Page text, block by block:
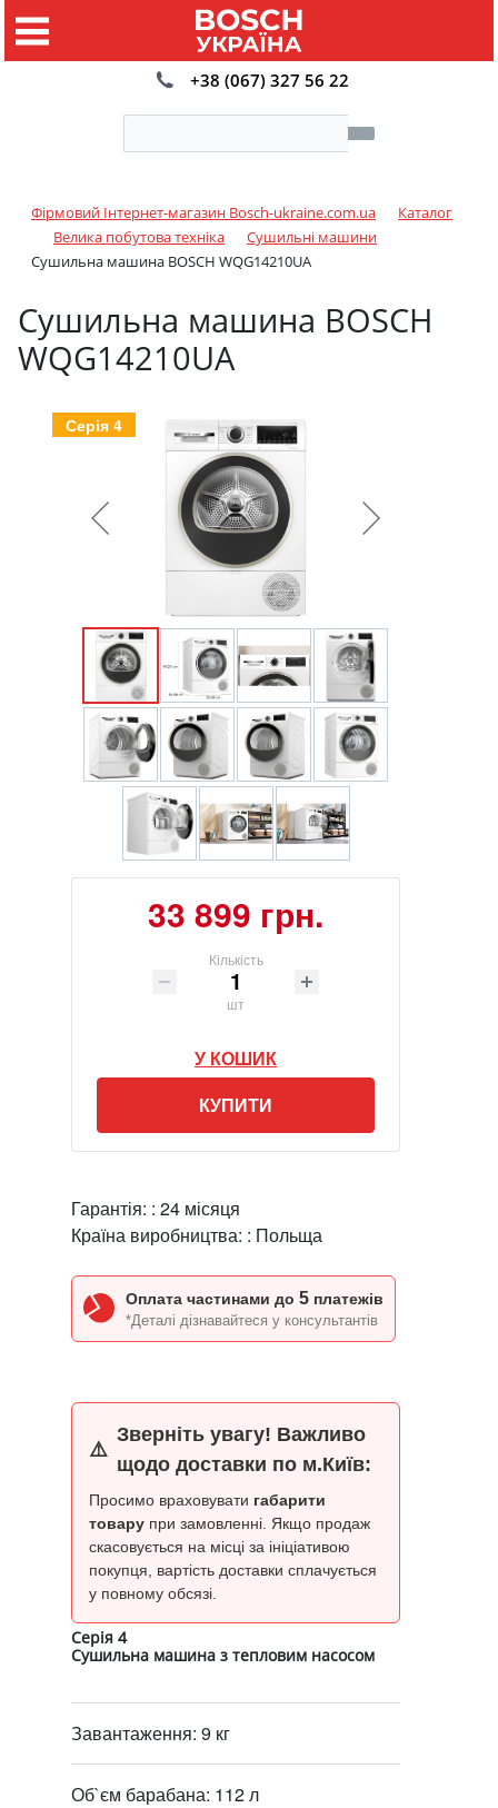
+38 (067) 327 56 22
Фірмовий Інтернет-магазин Bosch-ukraine.com.ua
Каталог
Велика побутова техніка
Сушильні машини
Сушильна машина BOSCH WQG14210UA
Сушильна машина BOSCH
WQG14210UA
Серія 4
33 899 грн.
Кількість
шт
У КОШИК
КУПИТИ
Гарантія: : 24 місяця
Країна виробництва: : Польща
Оплата частинами до 5 платежів
*Деталі дізнавайтеся у консультантів
⚠️
Зверніть увагу! Важливо
щодо доставки по м.Київ:
Просимо враховувати габарити
товару при замовленні. Якщо продаж
скасовується на місці за ініціативою
покупця, вартість доставки сплачується
у повному обсязі.
Серія 4
Сушильна машина з тепловим насосом
Завантаження: 9 кг
Об`єм барабана: 112 л